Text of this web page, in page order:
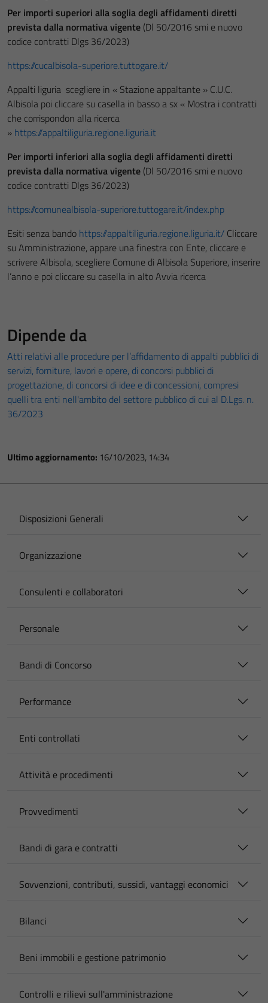
Per importi superiori alla soglia degli affidamenti diretti
prevista dalla normativa vigente (Dl 50/2016 smi e nuovo
codice contratti Dlgs 36/2023)
https://cucalbisola-superiore.tuttogare.it/
Appalti liguria scegliere in « Stazione appaltante » C.U.C.
Albisola poi cliccare su casella in basso a sx « Mostra i contratti
che corrispondon alla ricerca
» https://appaltiliguria.regione.liguria.it
Per importi inferiori alla soglia degli affidamenti diretti
prevista dalla normativa vigente (Dl 50/2016 smi e nuovo
codice contratti Dlgs 36/2023)
https://comunealbisola-superiore.tuttogare.it/index.php
Esiti senza bando https://appaltiliguria.regione.liguria.it/ Cliccare
su Amministrazione, appare una finestra con Ente, cliccare e
scrivere Albisola, scegliere Comune di Albisola Superiore, inserire
l’anno e poi cliccare su casella in alto Avvia ricerca
Dipende da
Atti relativi alle procedure per l’affidamento di appalti pubblici di
servizi, forniture, lavori e opere, di concorsi pubblici di
progettazione, di concorsi di idee e di concessioni, compresi
quelli tra enti nell'ambito del settore pubblico di cui al D.Lgs. n.
36/2023
Ultimo aggiornamento: 16/10/2023, 14:34
Disposizioni Generali
Organizzazione
Consulenti e collaboratori
Personale
Bandi di Concorso
Performance
Enti controllati
Attività e procedimenti
Provvedimenti
Bandi di gara e contratti
Sovvenzioni, contributi, sussidi, vantaggi economici
Bilanci
Beni immobili e gestione patrimonio
Controlli e rilievi sull'amministrazione